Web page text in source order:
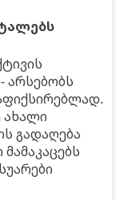
არსებობს
ახალი
გადაღება